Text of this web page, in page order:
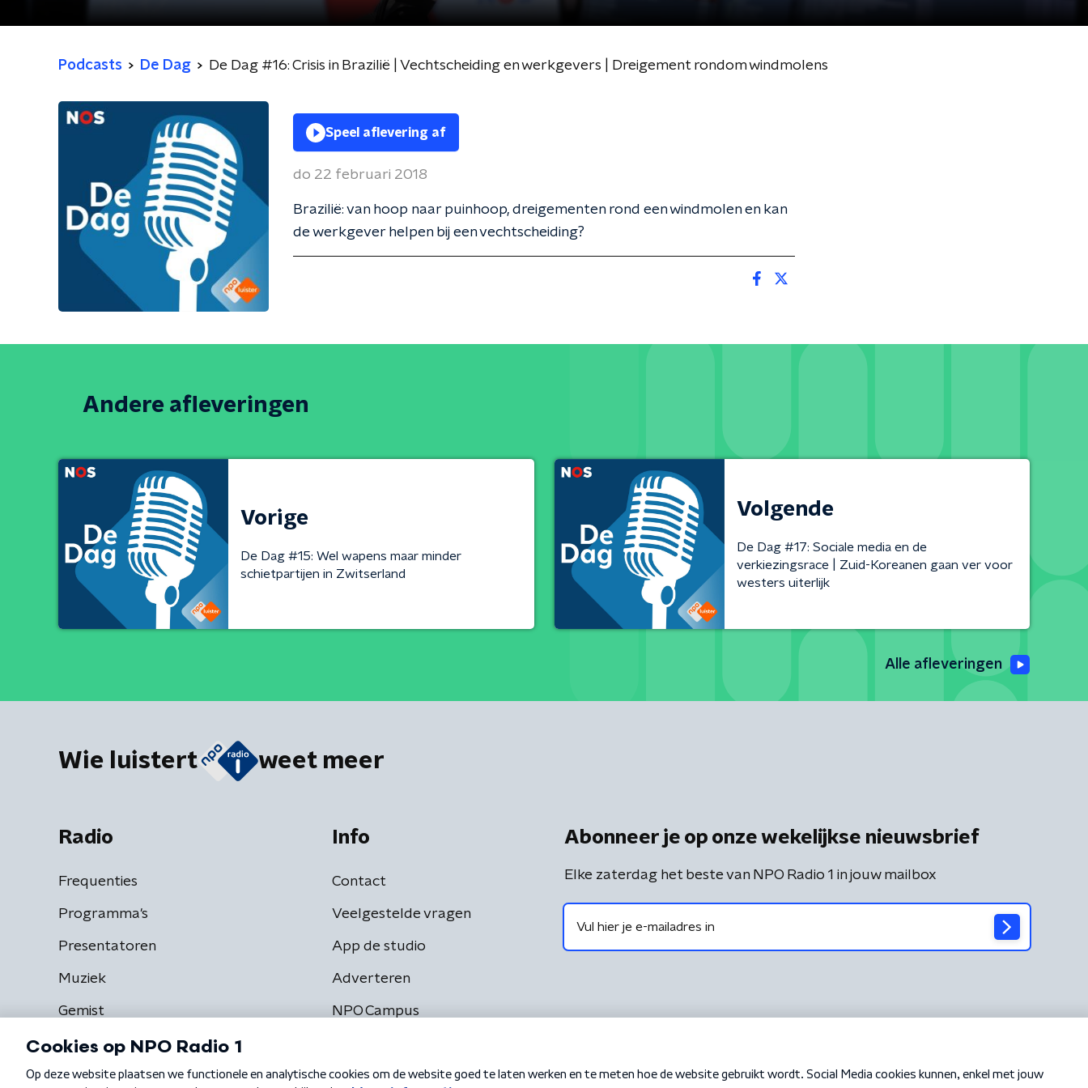
Podcasts De Dag De Dag #16: Crisis in Brazilië | Vechtscheiding en werkgevers | Dreigement rondom windmolens
Speel aflevering af
do 22 februari 2018
Brazilië: van hoop naar puinhoop, dreigementen rond een windmolen en kan
de werkgever helpen bij een vechtscheiding?
Andere afleveringen
Vorige
De Dag #15: Wel wapens maar minder
schietpartijen in Zwitserland
Volgende
De Dag #17: Sociale media en de
verkiezingsrace | Zuid-Koreanen gaan ver voor
westers uiterlijk
Alle afleveringen
Wie luistert weet meer
Radio
Frequenties
Programma's
Presentatoren
Muziek
Gemist
Info
Contact
Veelgestelde vragen
App de studio
Adverteren
NPO Campus
Abonneer je op onze wekelijkse nieuwsbrief
Elke zaterdag het beste van NPO Radio 1 in jouw mailbox